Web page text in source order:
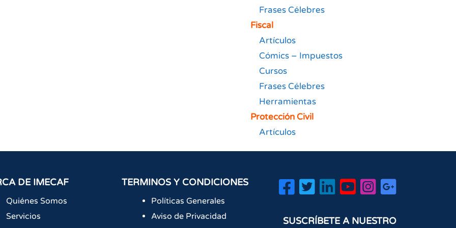
Frases Célebres
Fiscal
Artículos
Cómics – Impuestos
Cursos
Frases Célebres
Herramientas
Protección Civil
Artículos
DE IMECAF
Quiénes Somos
Servicios
TERMINOS Y CONDICIONES
Políticas Generales
Aviso de Privacidad
SUSCRÍBETE A NUESTRO